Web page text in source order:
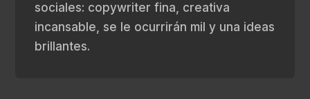
sociales: copywriter fina, creativa
incansable, se le ocurrirán mil y una ideas
brillantes.